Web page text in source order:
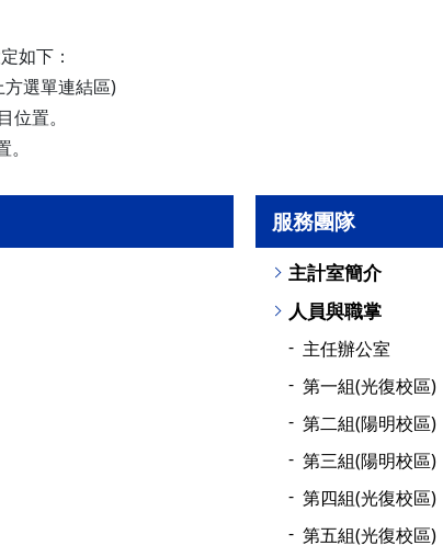
如下：
選單連結區)
置。
服務團隊
主計室簡介
人員與職掌
主任辦公室
第一組(光復校區)
第二組(陽明校區)
第三組(陽明校區)
第四組(光復校區)
第五組(光復校區)